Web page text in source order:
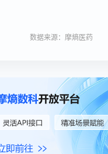
数据来源：摩熵医药